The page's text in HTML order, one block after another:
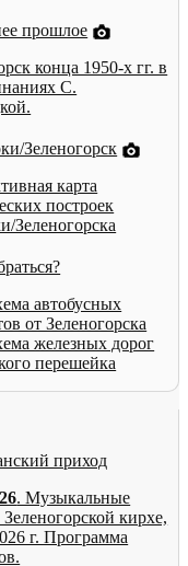
прошлое
конца 1950-х гг. в
С.
Зеленогорск
карта
построек
Зеленогорска
автобусных
от Зеленогорска
железных дорог
перешейка
приход
. Музыкальные
Зеленогорской кирхе,
г. Программа